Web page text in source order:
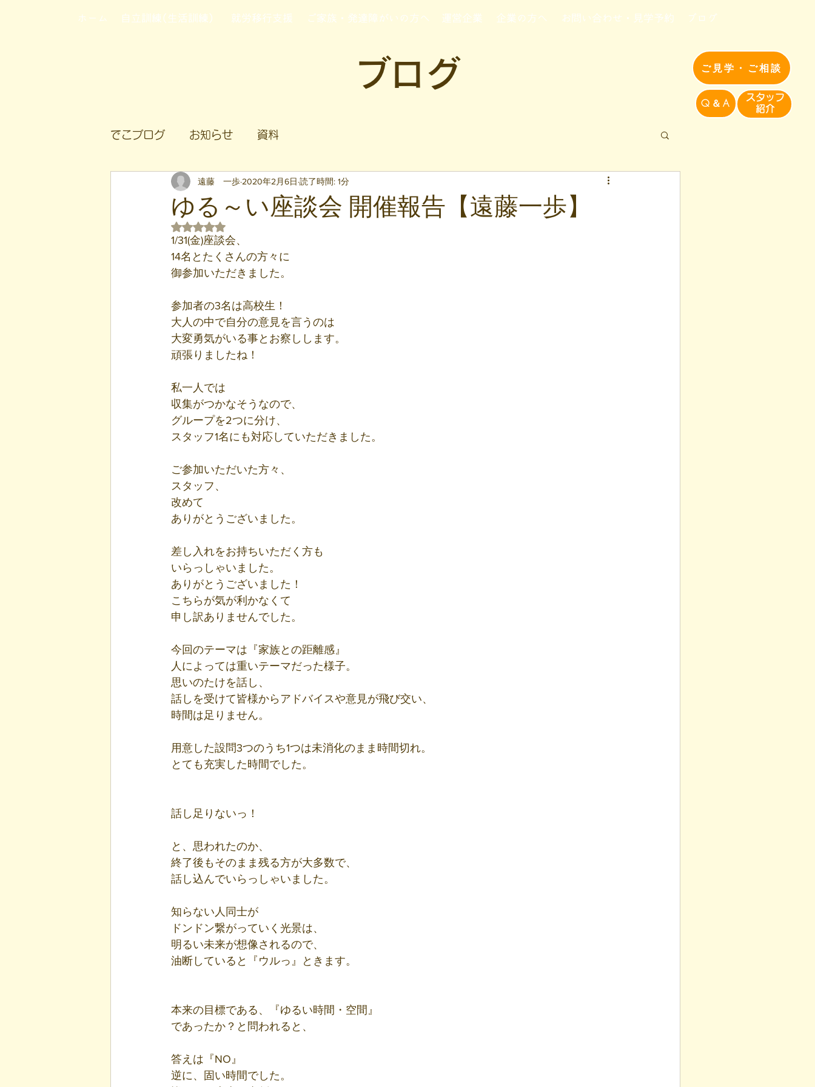
ご見学・ご相談
Q＆A
​スタッフ
紹介​
ホーム 自立訓練(生活訓練) 就労移行支援 ご家族・発達障がいの方へ 運営企業 企業の方へ お問い合わせ・見学予約 ブログ
ブログ
でこブログ お知らせ 資料
ゆる～い座談会 開催報告【遠藤一歩】
遠藤 一歩 2020年2月6日 読了時間: 1分
5つ星のうちNaNと評価されています。
1/31(金)座談会、
14名とたくさんの方々に
御参加いただきました。
参加者の3名は高校生！
大人の中で自分の意見を言うのは
大変勇気がいる事とお察しします。
頑張りましたね！
私一人では
収集がつかなそうなので、
グループを2つに分け、
スタッフ1名にも対応していただきました。
ご参加いただいた方々、
スタッフ、
改めて
ありがとうございました。
差し入れをお持ちいただく方も
いらっしゃいました。
ありがとうございました！
こちらが気が利かなくて
申し訳ありませんでした。
今回のテーマは『家族との距離感』
人によっては重いテーマだった様子。
思いのたけを話し、
話しを受けて皆様からアドバイスや意見が飛び交い、
時間は足りません。
用意した設問3つのうち1つは未消化のまま時間切れ。
とても充実した時間でした。
話し足りないっ！
と、思われたのか、
終了後もそのまま残る方が大多数で、
話し込んでいらっしゃいました。
知らない人同士が
ドンドン繋がっていく光景は、
明るい未来が想像されるので、
油断していると『ウルっ』ときます。
本来の目標である、『ゆるい時間・空間』
であったか？と問われると、
答えは『NO』
逆に、固い時間でした。